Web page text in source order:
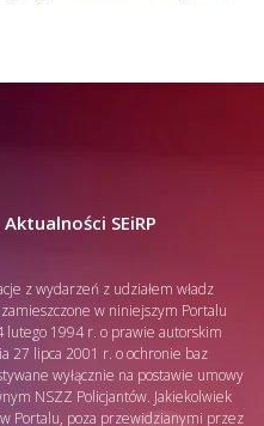
Aktualności SEiRP
z wydarzeń z udziałem władz
w niniejszym Portalu
lutego 1994 r. o prawie autorskim
27 lipca 2001 r. o ochronie baz
wyłącznie na postawie umowy
NSZZ Policjantów. Jakiekolwiek
Portalu, poza przewidzianymi przez